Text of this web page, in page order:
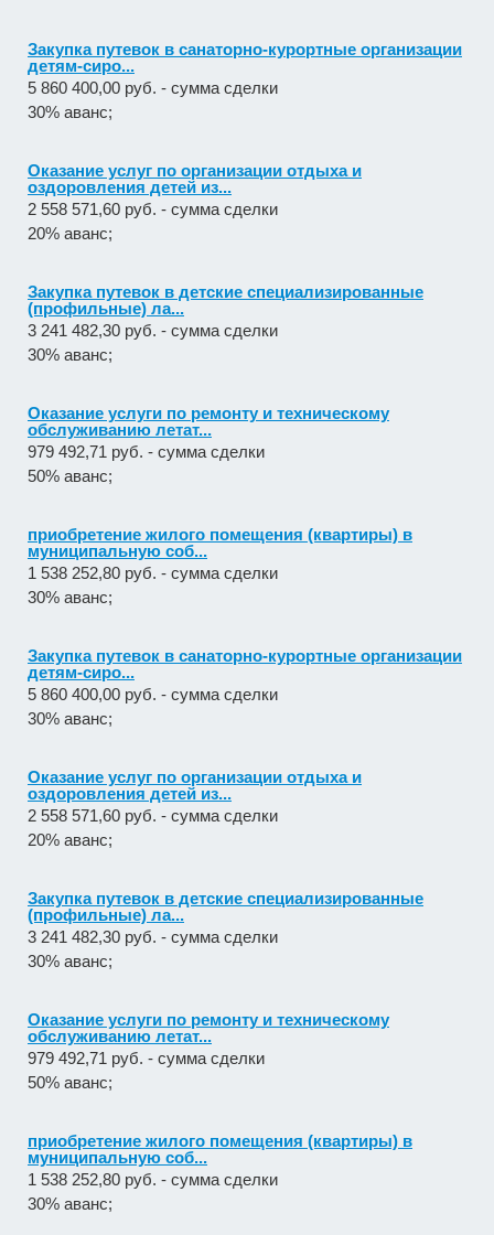
Закупка путевок в санаторно-курортные организации
детям-сиро...
5 860 400,00 руб. - сумма сделки
30% аванс;
Оказание услуг по организации отдыха и
оздоровления детей из...
2 558 571,60 руб. - сумма сделки
20% аванс;
Закупка путевок в детские специализированные
(профильные) ла...
3 241 482,30 руб. - сумма сделки
30% аванс;
Оказание услуги по ремонту и техническому
обслуживанию летат...
979 492,71 руб. - сумма сделки
50% аванс;
приобретение жилого помещения (квартиры) в
муниципальную соб...
1 538 252,80 руб. - сумма сделки
30% аванс;
Закупка путевок в санаторно-курортные организации
детям-сиро...
5 860 400,00 руб. - сумма сделки
30% аванс;
Оказание услуг по организации отдыха и
оздоровления детей из...
2 558 571,60 руб. - сумма сделки
20% аванс;
Закупка путевок в детские специализированные
(профильные) ла...
3 241 482,30 руб. - сумма сделки
30% аванс;
Оказание услуги по ремонту и техническому
обслуживанию летат...
979 492,71 руб. - сумма сделки
50% аванс;
приобретение жилого помещения (квартиры) в
муниципальную соб...
1 538 252,80 руб. - сумма сделки
30% аванс;